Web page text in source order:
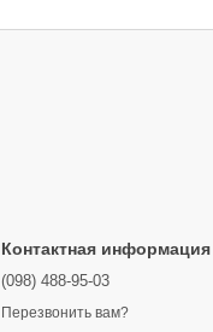
Контактная информация
(098) 488-95-03
Перезвонить вам?